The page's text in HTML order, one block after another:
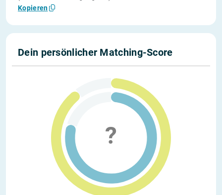
Kopieren
Dein persönlicher Matching-Score